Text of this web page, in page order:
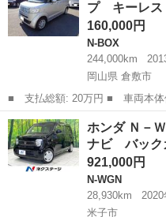
モリーナビＴ...
プ キーレ
160,000円
N-BOX
244,000km
岡山県 倉敷市
■ 支払総額: 20万円 ■ 車両本体価格： 160,000 円 ■ メーカー
名： ホンダ ■ 車種名： Ｎ－
椅子仕様 スロープ キーレス
イドドア ■ 排...
岡山 倉敷市 N-BOX
ホンダ Ｎ－
ナビ バック
921,000円
N-WGN
28,930km
2020
米子市